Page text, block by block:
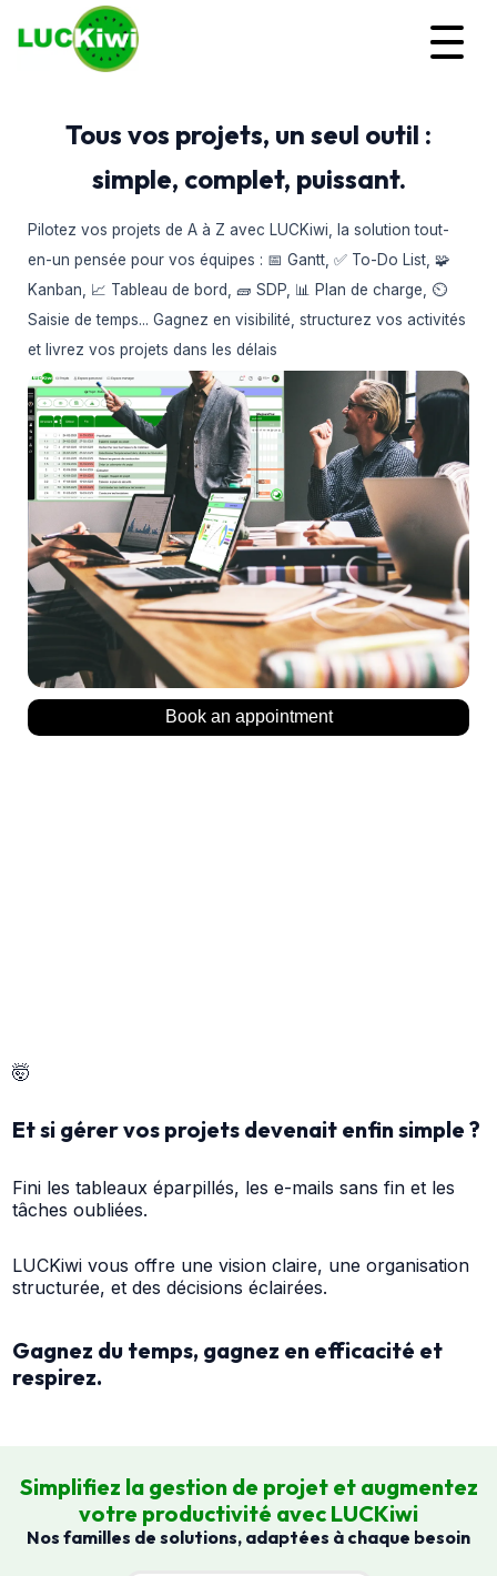
Tous vos projets, un seul outil :
simple, complet, puissant.
Pilotez vos projets de A à Z avec LUCKiwi, la solution tout-
en-un pensée pour vos équipes : 📅 Gantt, ✅ To-Do List, 🧩
Kanban, 📈 Tableau de bord, 🧱 SDP, 📊 Plan de charge, ⏲️
Saisie de temps... Gagnez en visibilité, structurez vos activités
et livrez vos projets dans les délais
Book an appointment
🤯
Et si gérer vos projets devenait enfin simple ?
Fini les tableaux éparpillés, les e-mails sans fin et les
tâches oubliées.
LUCKiwi vous offre une vision claire, une organisation
structurée, et des décisions éclairées.
Gagnez du temps, gagnez en efficacité et
respirez.
Simplifiez la gestion de projet et augmentez
votre productivité avec LUCKiwi
Nos familles de solutions, adaptées à chaque besoin